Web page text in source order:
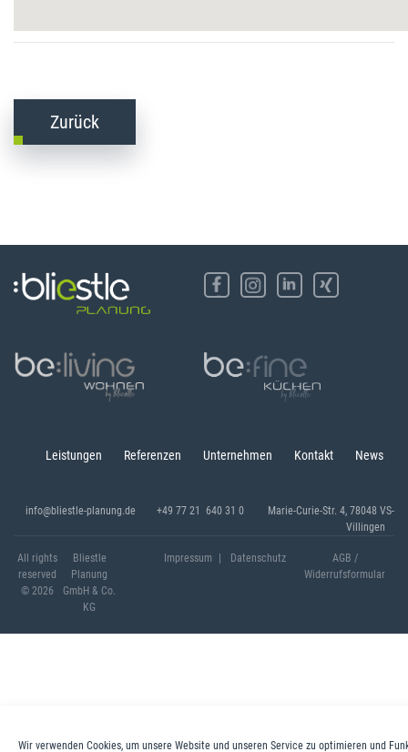
Wir verwenden Cookies, um unsere Website und unseren Service zu optimieren und
Zurück
Leistungen Referenzen Unternehmen Kontakt News
info@bliestle-planung.de +49 77 21 640 31 0
Marie-Curie-Str. 4, 78048 VS-
Villingen
All rights
reserved
© 2026
Bliestle
Planung
GmbH & Co.
KG
Impressum Datenschutz
AGB /
Widerrufsformular